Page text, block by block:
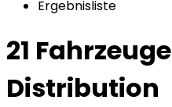
Ergebnisliste
21 Fahrzeuge
Distribution